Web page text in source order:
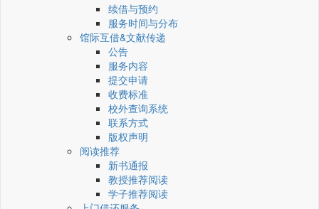
续借与预约
服务时间与分布
馆际互借&文献传递
公告
服务内容
提交申请
收费标准
校外查询系统
联系方式
版权声明
阅读推荐
新书通报
教授推荐阅读
学子推荐阅读